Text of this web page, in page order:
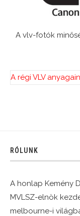
A vlv-fotók
A régi VLV
RÓLUNK
A honlap Kemény
MVLSZ-elnök
melbourne-i